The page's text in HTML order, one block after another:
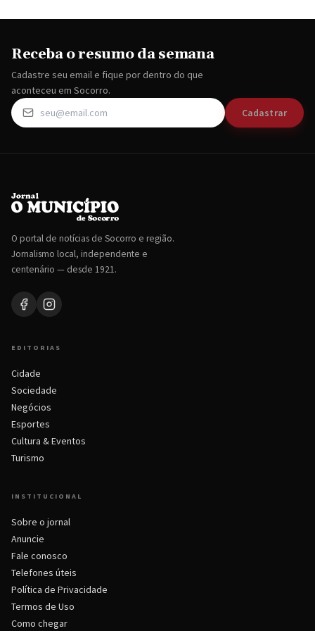
Receba o resumo da semana
Cadastre seu email e fique por dentro do que
aconteceu em Socorro.
Cadastrar
O portal de notícias de Socorro e região.
Jornalismo local, independente e
centenário — desde 1921.
EDITORIAS
Cidade
Sociedade
Negócios
Esportes
Cultura & Eventos
Turismo
INSTITUCIONAL
Sobre o jornal
Anuncie
Fale conosco
Telefones úteis
Política de Privacidade
Termos de Uso
Como chegar